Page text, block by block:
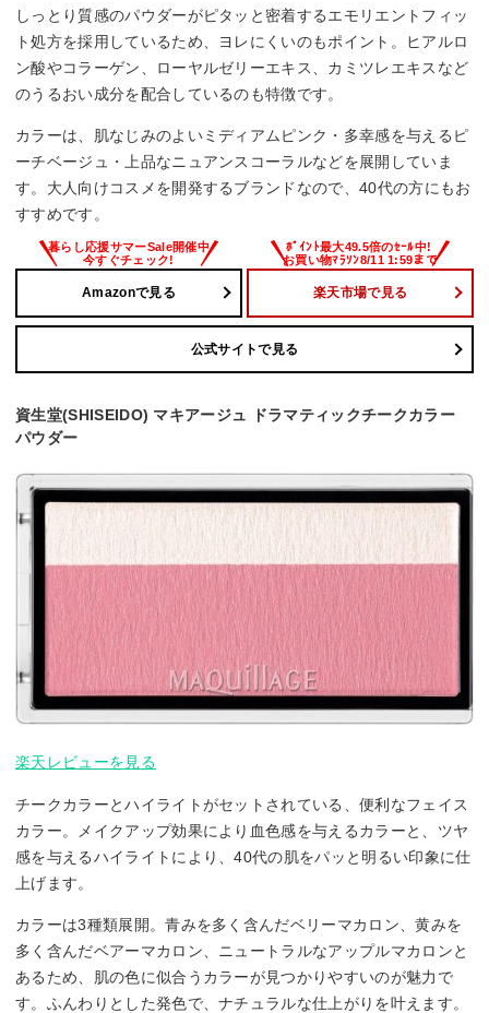
しっとり質感のパウダーがピタッと密着するエモリエントフィッ
ト処方を採用しているため、ヨレにくいのもポイント。ヒアルロ
ン酸やコラーゲン、ローヤルゼリーエキス、カミツレエキスなど
のうるおい成分を配合しているのも特徴です。
カラーは、肌なじみのよいミディアムピンク・多幸感を与えるピ
ーチベージュ・上品なニュアンスコーラルなどを展開していま
す。大人向けコスメを開発するブランドなので、40代の方にもお
すすめです。
Amazonで見る 楽天市場で見る
公式サイトで見る
資生堂(SHISEIDO) マキアージュ ドラマティックチークカラー
パウダー
楽天レビューを見る
チークカラーとハイライトがセットされている、便利なフェイス
カラー。メイクアップ効果により血色感を与えるカラーと、ツヤ
感を与えるハイライトにより、40代の肌をパッと明るい印象に仕
上げます。
カラーは3種類展開。青みを多く含んだベリーマカロン、黄みを
多く含んだベアーマカロン、ニュートラルなアップルマカロンと
あるため、肌の色に似合うカラーが見つかりやすいのが魅力で
す。ふんわりとした発色で、ナチュラルな仕上がりを叶えます。